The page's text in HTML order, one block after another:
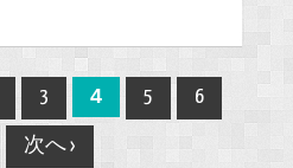
3 4 5 6
次へ ›